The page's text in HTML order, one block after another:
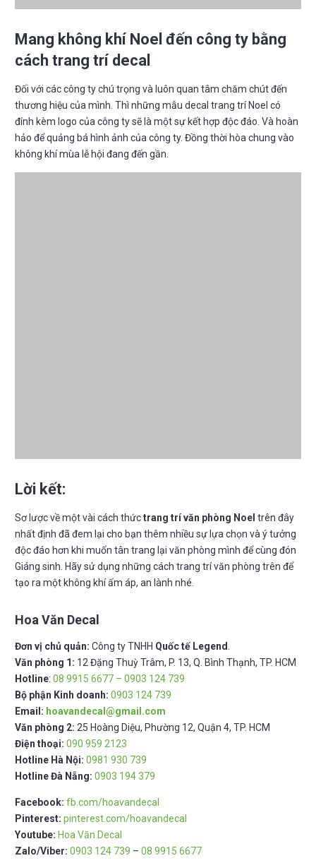
Mang không khí Noel đến công ty bằng
cách trang trí decal
Đối với các công ty chú trọng và luôn quan tâm chăm chút đến
thương hiệu của mình. Thì những mẫu decal trang trí Noel có
đính kèm logo của công ty sẽ là một sự kết hợp độc đáo. Và hoàn
hảo để quảng bá hình ảnh của công ty. Đồng thời hòa chung vào
không khí mùa lễ hội đang đến gần.
Lời kết:
Sơ lược về một vài cách thứctrang trí văn phòng Noel trên đây
nhất định đã đem lại cho bạn thêm nhiều sự lựa chọn và ý tưởng
độc đáo hơn khi muốn tân trang lại văn phòng mình để cùng đón
Giáng sinh. Hãy sử dụng những cách trang trí văn phòng trên để
tạo ra một không khí ấm áp, an lành nhé.
Hoa Văn Decal
Đơn vị chủ quản: Công ty TNHH Quốc tế Legend
Văn phòng 1: 12 Đặng Thuỳ Trâm, P. 13, Q. Bình Thạnh, TP. HCM
Hotline: 08 9915 6677 – 0903 124 739
Bộ phận Kinh doanh: 0903 124 739
Email: hoavandecal@gmail.com
Văn phòng 2: 25 Hoàng Diệu, Phường 12, Quận 4, TP. HCM
Điện thoại: 090 959 2123
Hotline Hà Nội: 0981 930 739
Hotline Đà Nẵng: 0903 194 379
Facebook: fb.com/hoavandecal
Pinterest: pinterest.com/hoavandecal
Youtube: Hoa Văn Decal
Zalo/Viber: 0903 124 739 – 08 9915 6677